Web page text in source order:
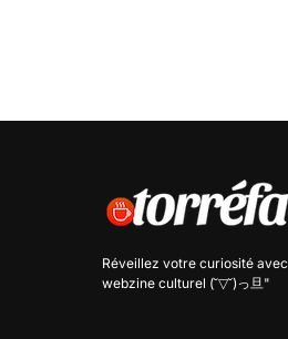
Réveillez votre curiosité avec
webzine culturel (˘▽˘)っ旦"